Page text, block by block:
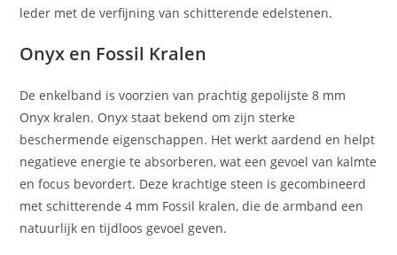
leder met de verfijning van schitterende edelstenen.
Onyx en Fossil Kralen
De enkelband is voorzien van prachtig gepolijste 8 mm
Onyx kralen. Onyx staat bekend om zijn sterke
beschermende eigenschappen. Het werkt aardend en helpt
negatieve energie te absorberen, wat een gevoel van kalmte
en focus bevordert. Deze krachtige steen is gecombineerd
met schitterende 4 mm Fossil kralen, die de armband een
natuurlijk en tijdloos gevoel geven.